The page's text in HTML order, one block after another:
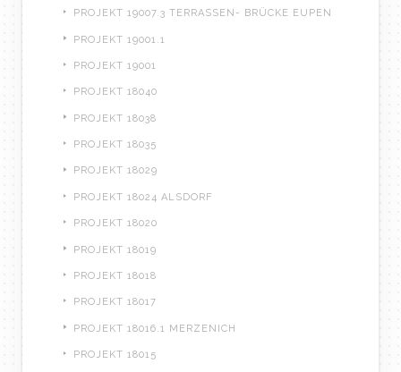
PROJEKT 19007.3 TERRASSEN- BRÜCKE EUPEN
PROJEKT 19001.1
PROJEKT 19001
PROJEKT 18040
PROJEKT 18038
PROJEKT 18035
PROJEKT 18029
PROJEKT 18024 ALSDORF
PROJEKT 18020
PROJEKT 18019
PROJEKT 18018
PROJEKT 18017
PROJEKT 18016.1 MERZENICH
PROJEKT 18015